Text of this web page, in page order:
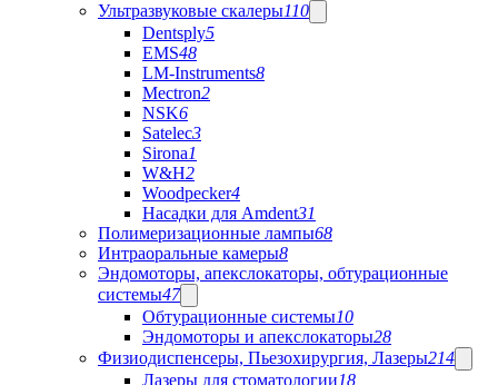
Ультразвуковые скалеры110
Dentsply5
EMS48
LM-Instruments8
Mectron2
NSK6
Satelec3
Sirona1
W&H2
Woodpecker4
Насадки для Amdent31
Полимеризационные лампы68
Интраоральные камеры8
Эндомоторы, апекслокаторы, обтурационные
системы47
Обтурационные системы10
Эндомоторы и апекслокаторы28
Физиодиспенсеры, Пьезохирургия, Лазеры214
Лазеры для стоматологии18